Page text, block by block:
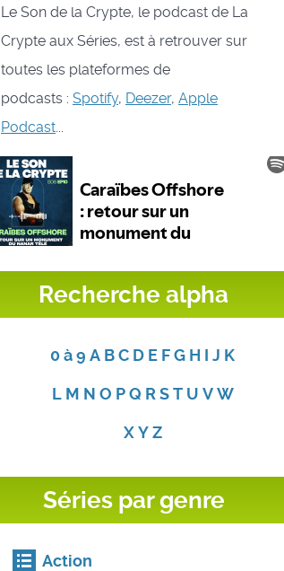
Le Son de la Crypte, le podcast de La
Crypte aux Séries, est à retrouver sur
toutes les plateformes de
podcasts : Spotify, Deezer, Apple
Podcast...
Recherche alpha
0 à 9 A BC D E FG H I J K
L M N O P Q R S T U V W
X Y Z
Séries par genre
Action